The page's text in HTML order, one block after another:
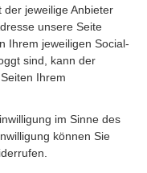
jeweilige Anbieter
unsere Seite
Ihrem jeweiligen Social-
sind, kann der
Ihrem
im Sinne des
können Sie